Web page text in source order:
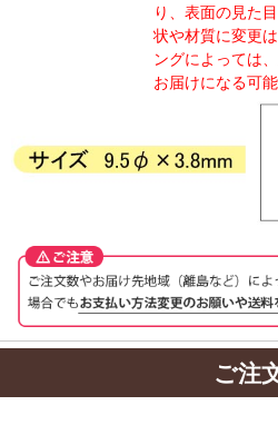
り、表面の見た
状や材質に変更
ングによっては
お届けになる可
ご注